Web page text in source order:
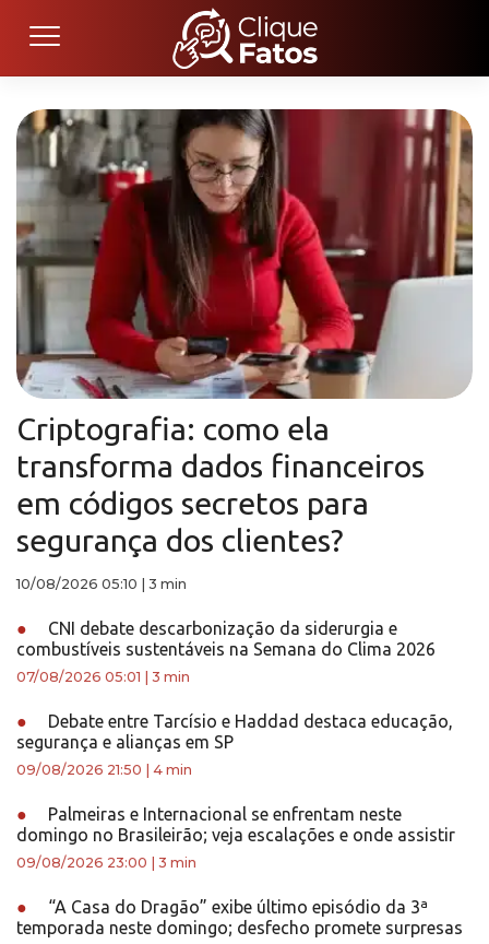
Criptografia: como ela
transforma dados financeiros
em códigos secretos para
segurança dos clientes?
10/08/2026 05:10 3 min
●
CNI debate descarbonização da siderurgia e
combustíveis sustentáveis na Semana do Clima 2026
07/08/2026 05:01 3 min
●
Debate entre Tarcísio e Haddad destaca educação,
segurança e alianças em SP
09/08/2026 21:50 4 min
●
Palmeiras e Internacional se enfrentam neste
domingo no Brasileirão; veja escalações e onde assistir
09/08/2026 23:00 3 min
●
“A Casa do Dragão” exibe último episódio da 3ª
temporada neste domingo; desfecho promete surpresas